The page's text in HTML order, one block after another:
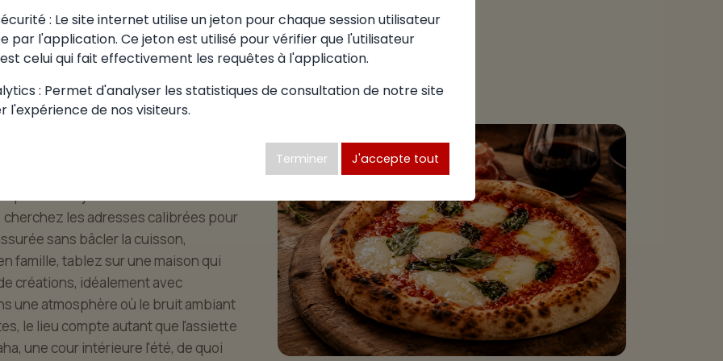
choisir à
Bavel
se mérite. À Saint-martin-de-
tout le monde y trouve son
est l'objectif de la soirée ?
les adresses calibrées pour
sans bâcler la cuisson,
famille, tablez sur une maison qui
créations, idéalement avec
une atmosphère où le bruit ambiant
le lieu compte autant que l'assiette
une cour intérieure l'été, de quoi
: Le site internet utilise un jeton pour chaque session utilisateur
par l'application. Ce jeton est utilisé pour vérifier que l'utilisateur
celui qui fait effectivement les requêtes à l'application.
: Permet d'analyser les statistiques de consultation de notre site
l'expérience de nos visiteurs.
Terminer J'accepte tout